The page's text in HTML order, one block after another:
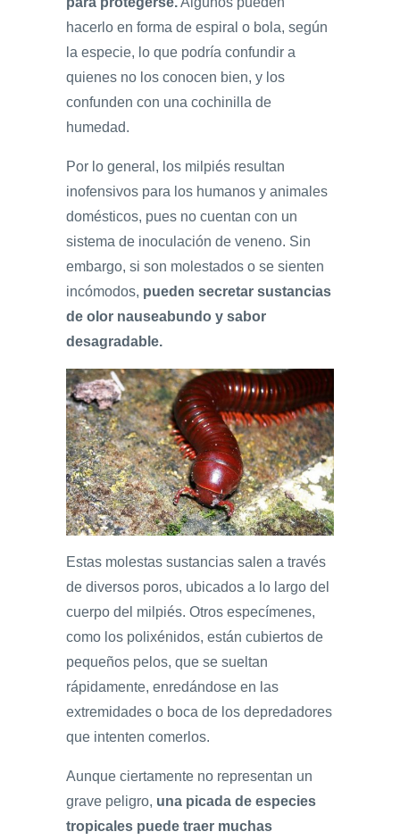
hacerlo en forma de espiral o bola, según
la especie, lo que podría confundir a
quienes no los conocen bien, y los
confunden con una cochinilla de
humedad.
Por lo general, los milpiés resultan
inofensivos para los humanos y animales
domésticos, pues no cuentan con un
sistema de inoculación de veneno. Sin
embargo, si son molestados o se sienten
incómodos, pueden secretar sustancias
de olor nauseabundo y sabor
desagradable.
Estas molestas sustancias salen a través
de diversos poros, ubicados a lo largo del
cuerpo del milpiés. Otros especímenes,
como los polixénidos, están cubiertos de
pequeños pelos, que se sueltan
rápidamente, enredándose en las
extremidades o boca de los depredadores
que intenten comerlos.
Aunque ciertamente no representan un
grave peligro, una picada de especies
tropicales puede traer muchas